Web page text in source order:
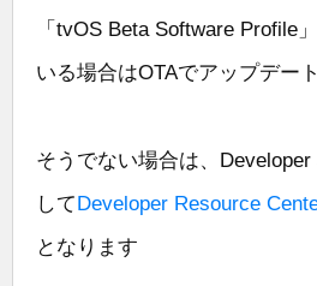
「tvOS Beta Software Profile
いる場合はOTAでアップデー
そうでない場合は、
してDeveloper Resource
となります